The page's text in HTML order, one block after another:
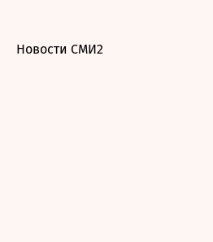
Новости СМИ2